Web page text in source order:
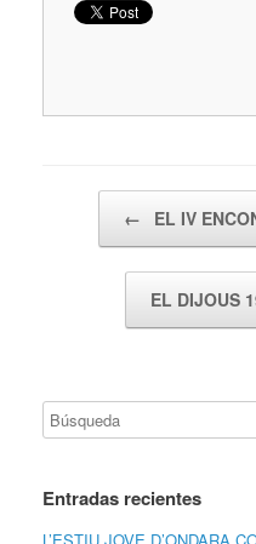
← EL IV
EL DIJOUS
Entradas recientes